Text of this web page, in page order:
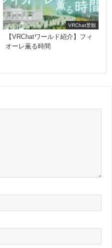
VRChat景観
【VRChatワールド紹介】フィ
オーレ薫る時間